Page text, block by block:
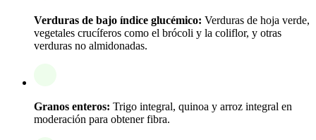
Verduras de bajo índice glucémico: Verduras de hoja verde,
vegetales crucíferos como el brócoli y la coliflor, y otras
verduras no almidonadas.
Granos enteros: Trigo integral, quinoa y arroz integral en
moderación para obtener fibra.